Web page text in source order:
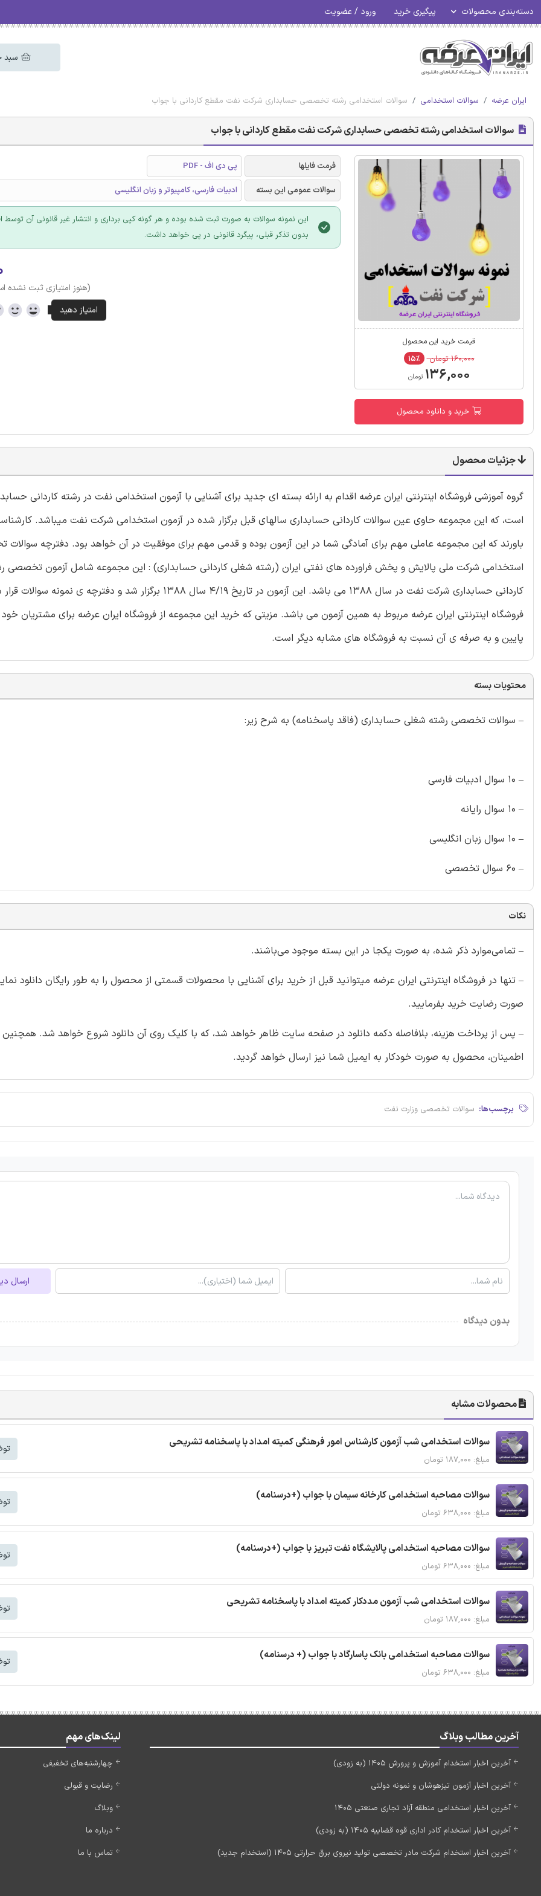
دسته‌بندی محصولات پیگیری خرید ورود / عضویت
سبد
ایران عرضه سوالات استخدامی سوالات استخدامی رشته تخصصی حسابداری شرکت نفت مقطع کاردانی با جواب
سوالات استخدامی رشته تخصصی حسابداری شرکت نفت مقطع کاردانی با جواب
قیمت خرید این محصول
۱۶۰,۰۰۰ تومان ۱۵٪
۱۳۶,۰۰۰ تومان
خرید و دانلود محصول
فرمت فایلها
پی دی اف - PDF
سوالات عمومی این بسته
ادبیات فارسی، کامپیوتر و زبان انگلیسی
این نمونه سوالات به صورت ثبت شده بوده و هر گونه کپی برداری و انتشار غیر قانونی آن توسط
بدون تذکر قبلی، پیگرد قانونی در پی خواهد داشت.
(هنوز امتیازی ثبت نشده
جزئیات محصول
گروه آموزشی فروشگاه اینترنتی ایران عرضه اقدام به ارائه بسته ای جدید برای آشنایی با آزمون استخدامی نفت در رشته کاردانی
است، که این مجموعه حاوی عین سوالات کاردانی حسابداری سالهای قبل برگزار شده در آزمون استخدامی شرکت نفت میباشد.
باورند که این مجموعه عاملی مهم برای آمادگی شما در این آزمون بوده و قدمی مهم برای موفقیت در آن خواهد بود. دفترچه
استخدامی شرکت ملی پالایش و پخش فراورده های نفتی ایران (رشته شغلی کاردانی حسابداری) : این مجموعه شامل آزمون تخصصی
کاردانی حسابداری شرکت نفت در سال ۱۳۸۸ می باشد. این آزمون در تاریخ ۴/۱۹ سال ۱۳۸۸ برگزار شد و دفترچه
فروشگاه اینترنتی ایران عرضه مربوط به همین آزمون می باشد. مزیتی که خرید این مجموعه از فروشگاه ایران عرضه برای مشتریان
پایین و به صرفه ی آن نسبت به فروشگاه های مشابه دیگر است.
محتویات بسته
– سوالات تخصصی رشته شغلی حسابداری (فاقد پاسخنامه) به شرح زیر:
– ۱۰ سوال ادبیات فارسی
– ۱۰ سوال رایانه
– ۱۰ سوال زبان انگلیسی
– ۶۰ سوال تخصصی
نکات
– تمامی‌موارد ذکر شده، به صورت یکجا در این بسته موجود می‌باشند.
– تنها در فروشگاه اینترنتی ایران عرضه میتوانید قبل از خرید برای آشنایی با محصولات قسمتی از محصول را به طور رایگان دانلود
صورت رضایت خرید بفرمایید.
– پس از پرداخت هزینه، بلافاصله دکمه دانلود در صفحه سایت ظاهر خواهد شد، که با کلیک روی آن دانلود شروع خواهد شد. همچنین
اطمینان، محصول به صورت خودکار به ایمیل شما نیز ارسال خواهد گردید.
برچسب‌ها: سوالات تخصصی وزارت نفت
ارسال
بدون دیدگاه
محصولات مشابه
سوالات استخدامی شب آزمون کارشناس امور فرهنگی کمیته امداد با پاسخنامه تشریحی
مبلغ: ۱۸۷,۰۰۰ تومان
سوالات مصاحبه استخدامی کارخانه سیمان با جواب (+درسنامه)
مبلغ: ۶۳۸,۰۰۰ تومان
سوالات مصاحبه استخدامی پالایشگاه نفت تبریز با جواب (+درسنامه)
مبلغ: ۶۳۸,۰۰۰ تومان
سوالات استخدامی شب آزمون مددکار کمیته امداد با پاسخنامه تشریحی
مبلغ: ۱۸۷,۰۰۰ تومان
سوالات مصاحبه استخدامی بانک پاسارگاد با جواب (+ درسنامه)
مبلغ: ۶۳۸,۰۰۰ تومان
آخرین مطالب وبلاگ
آخرین اخبار استخدام آموزش و پرورش 1405 (به زودی)
آخرین اخبار آزمون تیزهوشان و نمونه دولتی
آخرین اخبار استخدامی منطقه آزاد تجاری صنعتی 1405
آخرین اخبار استخدام کادر اداری قوه قضاییه 1405 (به زودی)
آخرین اخبار استخدام شرکت مادر تخصصی تولید نیروی برق حرارتی 1405 (استخدام جدید)
لینک‌های مهم
چهارشنبه‌های تخفیفی
رضایت و قبولی
وبلاگ
درباره ما
تماس با ما